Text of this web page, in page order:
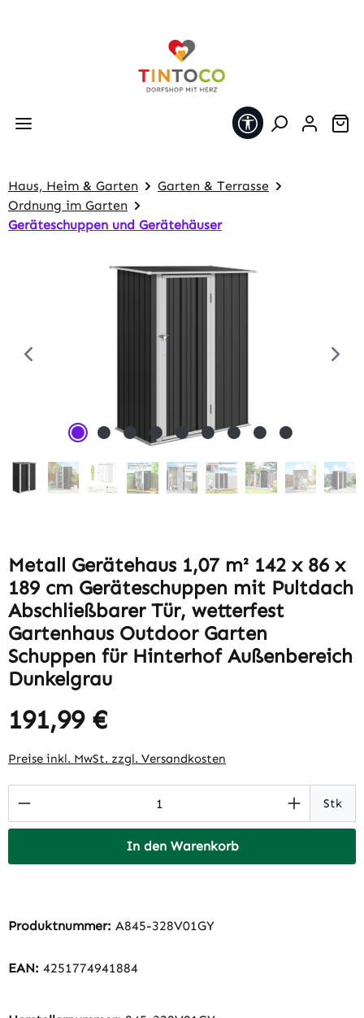
Werkzeugleiste
Haus, Heim & Garten
Garten & Terrasse
Ordnung im Garten
Geräteschuppen und Gerätehäuser
Metall Gerätehaus 1,07 m² 142 x 86 x
189 cm Geräteschuppen mit Pultdach
Abschließbarer Tür, wetterfest
Gartenhaus Outdoor Garten
Schuppen für Hinterhof Außenbereich
Dunkelgrau
Regulärer Preis:
191,99 €
Preise inkl. MwSt. zzgl. Versandkosten
Produkt Anzahl: Gib den gewünschtenStk
In den Warenkorb
Produktnummer: A845-328V01GY
EAN: 4251774941884